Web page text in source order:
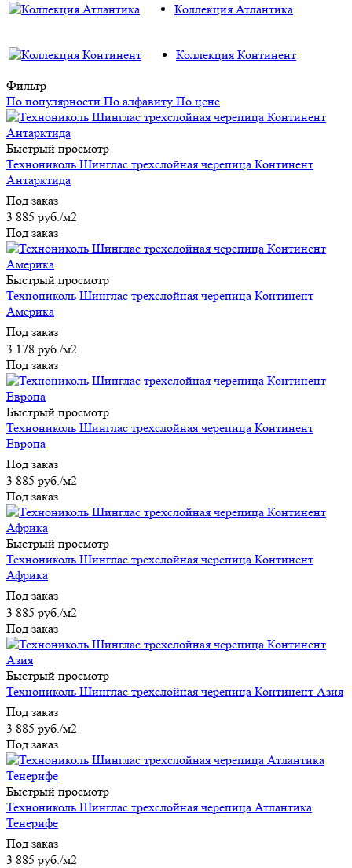
Коллекция Атлантика
Коллекция Континент
Фильтр
По популярности По алфавиту По цене
Быстрый просмотр
Технониколь Шинглас трехслойная черепица Континент
Антарктида
Под заказ
3 885 руб./м2
Под заказ
Быстрый просмотр
Технониколь Шинглас трехслойная черепица Континент
Америка
Под заказ
3 178 руб. /м2
Под заказ
Быстрый просмотр
Технониколь Шинглас трехслойная черепица Континент
Европа
Под заказ
3 885 руб./м2
Под заказ
Быстрый просмотр
Технониколь Шинглас трехслойная черепица Континент
Африка
Под заказ
3 885 руб. /м2
Под заказ
Быстрый просмотр
Технониколь Шинглас трехслойная черепица Континент Азия
Под заказ
3 885 руб./м2
Под заказ
Быстрый просмотр
Технониколь Шинглас трехслойная черепица Атлантика
Тенерифе
Под заказ
3 885 руб./м2